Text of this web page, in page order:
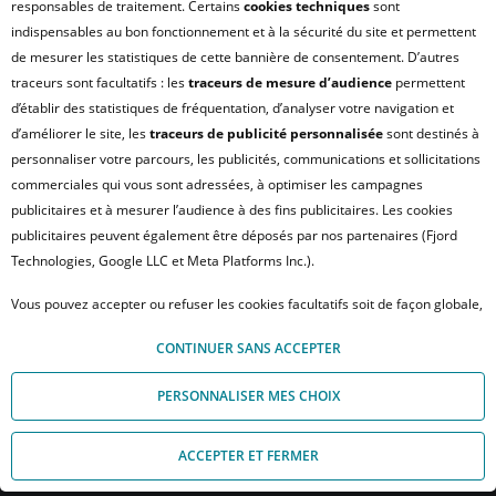
PLAN DU SITE
QUI SOMMES NOUS ?
MODULE DE GESTION DES COOKIES
HONORAIRES TRANSACTION
HONORAIRES GESTION LOCATIVE
GESTION DE VOS DONNÉES PERSONNELLES
ACCESSIBILITÉ : NON CONFORME
© Crédit Agricole Immobilier – 12 place des États-Unis – 92545 Montrouge
Cedex
responsables de traitement. Certainscookies techniquessont
indispensables au bon fonctionnement et à la sécurité du site et permettent
de mesurer les statistiques de cette bannière de consentement. D’autres
traceurs sont facultatifs : lestraceurs de mesure d’audience permettent
d’établir des statistiques de fréquentation, d’analyser votre navigation et
d’améliorer le site, lestraceurs de publicité personnaliséesont destinés à
personnaliser votre parcours, les publicités, communications et sollicitations
commerciales qui vous sont adressées, à optimiser les campagnes
publicitaires et à mesurer l’audience à des fins publicitaires. Les cookies
publicitaires peuvent également être déposés par nos partenaires (Fjord
Technologies, Google LLC et Meta Platforms Inc.).
Vous pouvez accepter ou refuser les cookies facultatifs soit de façon globale,
pas poursuivre votre navigation sur notre site. Votre choix peut être modifié
à tout moment, en cliquant sur le lien « Module de Gestion des cookies", en
Pour en savoir plus sur les responsables de traitement et les finalités, cliquez
sur "Personnaliser mes choix".
CONTINUER SANS ACCEPTER
PERSONNALISER MES CHOIX
ACCEPTER ET FERMER